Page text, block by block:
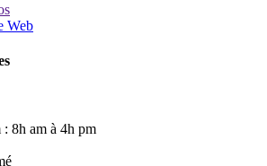
Web
: 8h am à 4h pm